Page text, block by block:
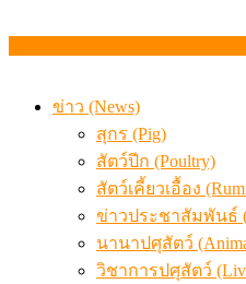
แท้
ข่าว (News)
สุกร (Pig)
สัตว์ปีก (Poultry)
สัตว์เคี้ยวเอื้อง
ข่าวประชาสัมพันธ์
นานาปศุสัตว์
วิชาการปศุสัตว์